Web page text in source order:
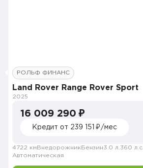
РОЛЬФ ФИНАНС
Land Rover Range Rover Sport
2025
16 009 290 ₽
Кредит от 239 151 ₽/мес
4722 км Внедорожник Бензин3.0 л. 360 л.с.
Автоматическая